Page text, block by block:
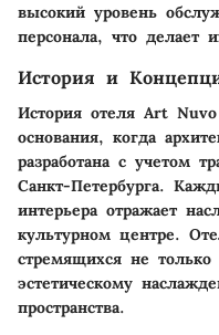
высокий уровень
персонала, что делает
История и
История отеля Art Nuvo
основания, когда
разработана с учетом
Санкт-Петербурга.
интерьера отражает
культурном центре.
стремящихся не
эстетическому
пространства.